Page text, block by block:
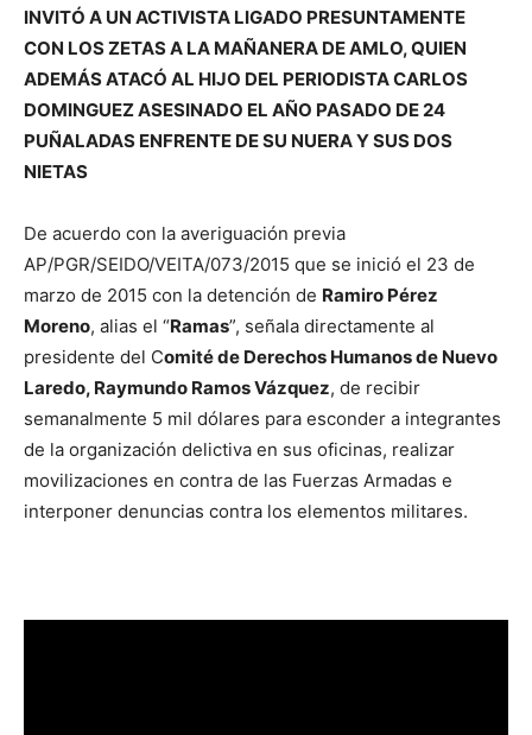
INVITÓ A UN ACTIVISTA LIGADO PRESUNTAMENTE
CON LOS ZETAS A LA MAÑANERA DE AMLO, QUIEN
ADEMÁS ATACÓ AL HIJO DEL PERIODISTA CARLOS
DOMINGUEZ ASESINADO EL AÑO PASADO DE 24
PUÑALADAS ENFRENTE DE SU NUERA Y SUS DOS
NIETAS
De acuerdo con la averiguación previa
AP/PGR/SEIDO/VEITA/073/2015 que se inició el 23 de
marzo de 2015 con la detención de Ramiro Pérez
Moreno, alias el “Ramas”, señala directamente al
presidente del Comité de Derechos Humanos de Nuevo
Laredo, Raymundo Ramos Vázquez, de recibir
semanalmente 5 mil dólares para esconder a integrantes
de la organización delictiva en sus oficinas, realizar
movilizaciones en contra de las Fuerzas Armadas e
interponer denuncias contra los elementos militares.